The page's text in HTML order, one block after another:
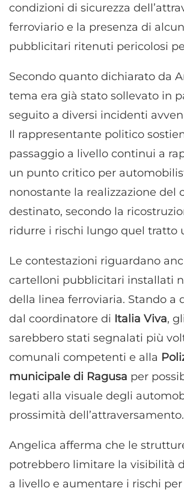
condizioni di sicurezza
ferroviario e la presenza di
pubblicitari ritenuti pericolosi
Secondo quanto dichiarato da
tema era già stato sollevato in
seguito a diversi incidenti
Il rappresentante politico
passaggio a livello continui a
un punto critico per
nonostante la realizzazione del
destinato, secondo la
ridurre i rischi lungo quel tratto
Le contestazioni riguardano
cartelloni pubblicitari installati
della linea ferroviaria. Stando a
dal coordinatore di Italia Viva,
sarebbero stati segnalati più
comunali competenti e alla
municipale di Ragusa per
legati alla visuale degli
prossimità dell’attraversamento.
Angelica afferma che le
potrebbero limitare la visibilità
a livello e aumentare i rischi